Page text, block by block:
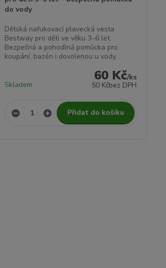
do vody
Dětská nafukovací plavecká vesta
Bestway pro děti ve věku 3–6 let.
Bezpečná a pohodlná pomůcka pro
koupání, bazén i dovolenou u vody.
60 Kč/ks
50 Kčbez DPH
Skladem
Přidat do košíku